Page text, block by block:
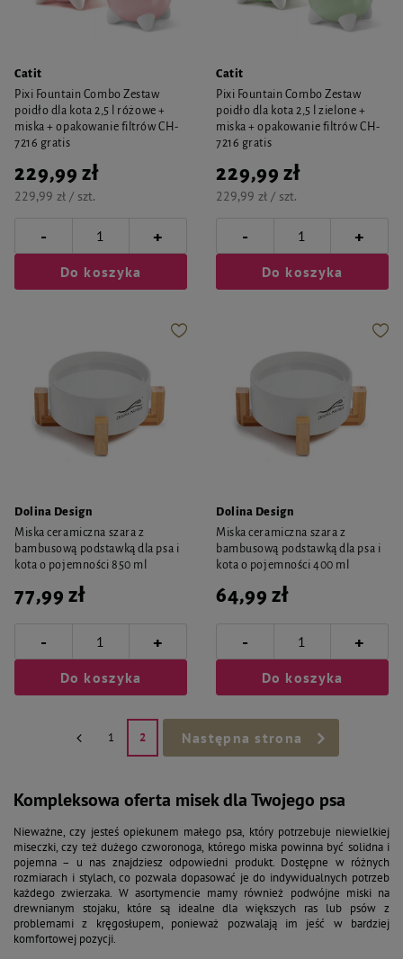
Catit
Pixi Fountain Combo Zestaw
poidło dla kota 2,5 l różowe +
miska + opakowanie filtrów CH-
7216 gratis
229,99 zł
229,99 zł / szt.
- +
Do koszyka
Catit
Pixi Fountain Combo Zestaw
poidło dla kota 2,5 l zielone +
miska + opakowanie filtrów CH-
7216 gratis
229,99 zł
229,99 zł / szt.
- +
Do koszyka
Dolina Design
Miska ceramiczna szara z
bambusową podstawką dla psa i
kota o pojemności 850 ml
77,99 zł
- +
Do koszyka
Dolina Design
Miska ceramiczna szara z
bambusową podstawką dla psa i
kota o pojemności 400 ml
64,99 zł
- +
Do koszyka
1 2 Następna strona
Kompleksowa oferta misek dla Twojego psa
Nieważne, czy jesteś opiekunem małego psa, który potrzebuje niewielkiej
miseczki, czy też dużego czworonoga, którego miska powinna być solidna i
pojemna – u nas znajdziesz odpowiedni produkt. Dostępne w różnych
rozmiarach i stylach, co pozwala dopasować je do indywidualnych potrzeb
każdego zwierzaka. W asortymencie mamy również podwójne miski na
drewnianym stojaku, które są idealne dla większych ras lub psów z
problemami z kręgosłupem, ponieważ pozwalają im jeść w bardziej
komfortowej pozycji.